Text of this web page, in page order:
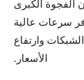
الفجوة الكبرى
سرعات عالية
وارتفاع
الأسعار.